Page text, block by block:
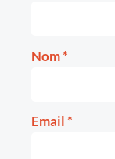
Nom*
Email*